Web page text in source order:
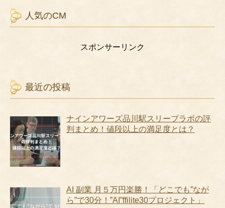
人気のCM
スポンサーリンク
最近の投稿
ナインアワーズ品川駅スリープラボの評
判まとめ！値段以上の満足度とは？
AI 副業 月５万円楽勝！「どこでも”なが
ら”で30分！”AI”ffilite30プロジェクト」